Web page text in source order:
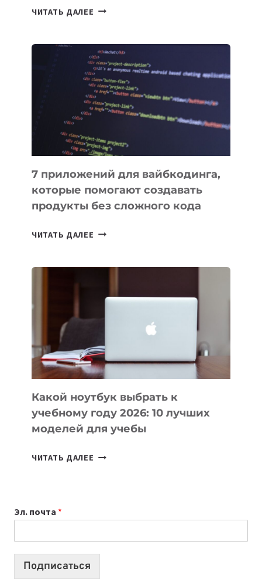
ЧИТАТЬ ДАЛЕЕ ТАСК-
ПОЛЕЗНЫХ
ИНСТРУМЕНТОВ
ДЛЯ
РАБОТЫ
7 приложений для вайбкодинга,
которые помогают создавать
продукты без сложного кода
ЧИТАТЬ ДАЛЕЕ 7
ПОМОГАЮТ
СОЗДАВАТЬ
БЕЗ
СЛОЖНОГО
КОДА
Какой ноутбук выбрать к
учебному году 2026: 10 лучших
моделей для учебы
ЧИТАТЬ ДАЛЕЕ КАКОЙ
2026:
10
Эл. почта *
Подписаться